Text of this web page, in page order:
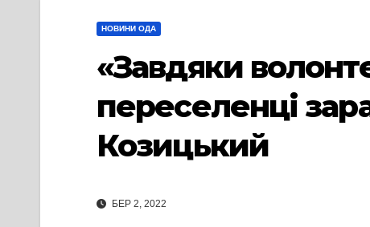
НОВИНИ ОДА
«Завдяки
переселенці
Козицький
БЕР 2, 2022